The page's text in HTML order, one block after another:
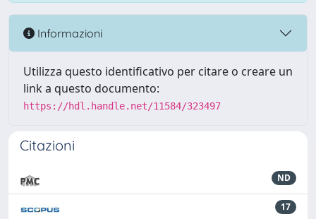
Informazioni
Utilizza questo identificativo per citare o creare un
link a questo documento:
https://hdl.handle.net/11584/323497
Citazioni
ND
17